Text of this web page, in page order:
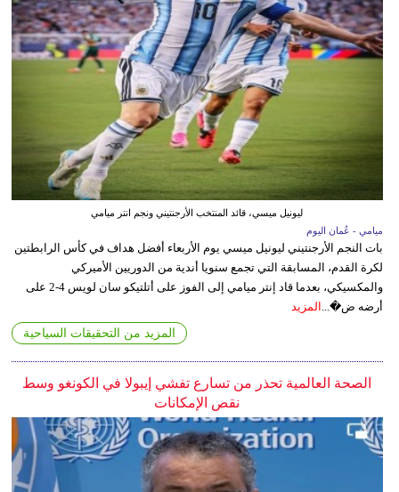
ليونيل ميسي، قائد المنتخب الأرجنتيني ونجم انتر ميامي
ميامي - عُمان اليوم
بات النجم الأرجنتيني ليونيل ميسي يوم الأربعاء أفضل هداف في كأس الرابطتين
لكرة القدم، المسابقة التي تجمع سنويا أندية من الدوريين الأميركي
والمكسيكي، بعدما قاد إنتر ميامي إلى الفوز على أتلتيكو سان لويس 4-2 على
أرضه ض�... المزيد
المزيد من التحقيقات السياحية
الصحة العالمية تحذر من تسارع تفشي إيبولا في الكونغو وسط
نقص الإمكانات